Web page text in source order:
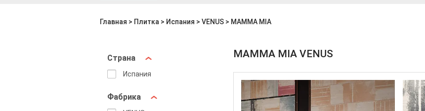
Главная > Плитка > Испания > VENUS > MAMMA MIA
Страна
Испания
Фабрика
MAMMA MIA VENUS